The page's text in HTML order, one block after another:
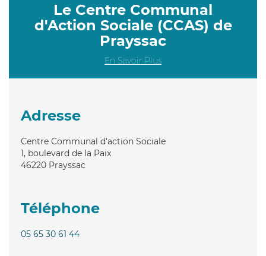
Le Centre Communal
d'Action Sociale (CCAS) de
Prayssac
En Savoir Plus
Adresse
Centre Communal d'action Sociale
1, boulevard de la Paix
46220 Prayssac
Téléphone
05 65 30 61 44